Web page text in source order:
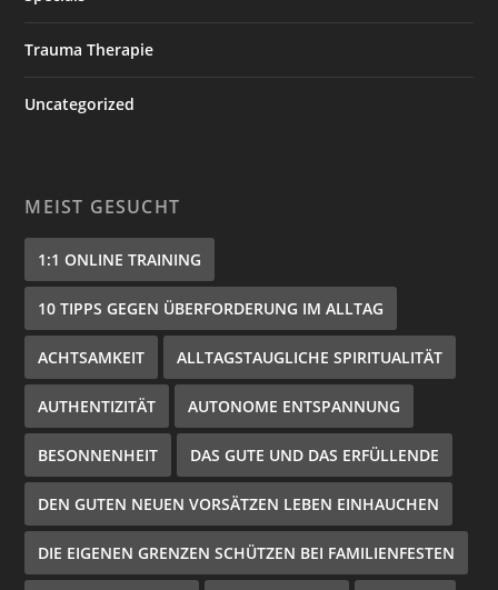
Trauma Therapie
Uncategorized
MEIST GESUCHT
1:1 ONLINE TRAINING
10 TIPPS GEGEN ÜBERFORDERUNG IM ALLTAG
ACHTSAMKEIT ALLTAGSTAUGLICHE SPIRITUALITÄT
AUTHENTIZITÄT AUTONOME ENTSPANNUNG
BESONNENHEIT DAS GUTE UND DAS ERFÜLLENDE
DEN GUTEN NEUEN VORSÄTZEN LEBEN EINHAUCHEN
DIE EIGENEN GRENZEN SCHÜTZEN BEI FAMILIENFESTEN